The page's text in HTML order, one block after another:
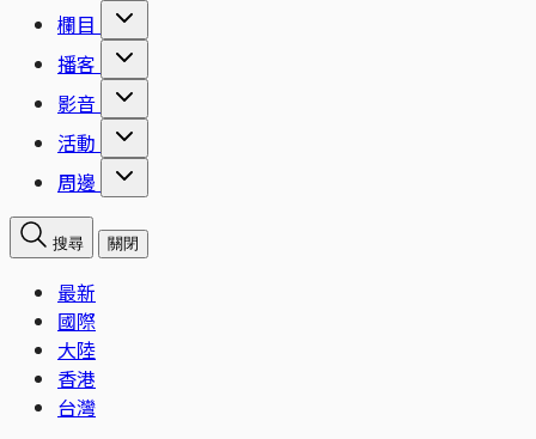
欄目
播客
影音
活動
周邊
搜尋 關閉
最新
國際
大陸
香港
台灣